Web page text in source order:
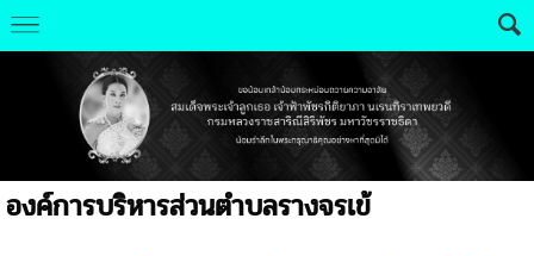
องค์การบริหารส่วนตำบลรางจรเข้